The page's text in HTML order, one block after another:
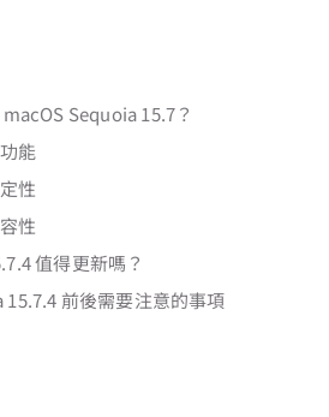
Sequoia 15.7？
能
性
性
值得更新嗎？
前後需要注意的事項